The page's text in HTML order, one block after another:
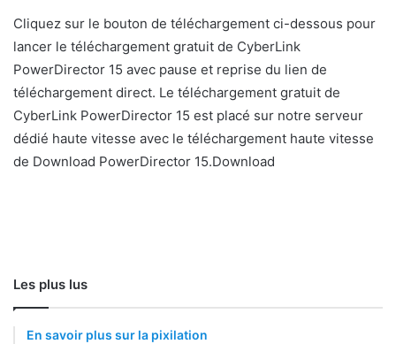
Cliquez sur le bouton de téléchargement ci-dessous pour
lancer le téléchargement gratuit de CyberLink
PowerDirector 15 avec pause et reprise du lien de
téléchargement direct. Le téléchargement gratuit de
CyberLink PowerDirector 15 est placé sur notre serveur
dédié haute vitesse avec le téléchargement haute vitesse
de Download PowerDirector 15.Download
Les plus lus
En savoir plus sur la pixilation